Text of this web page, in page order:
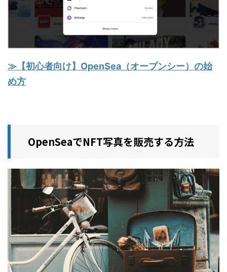
≫【初心者向け】OpenSea（オープンシー）の始
め方
OpenSeaでNFT写真を販売する方法